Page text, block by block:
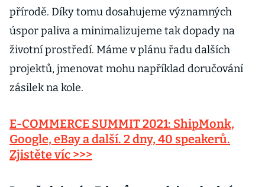
přírodě. Díky tomu dosahujeme významných
úspor paliva a minimalizujeme tak dopady na
životní prostředí. Máme v plánu řadu dalších
projektů, jmenovat mohu například doručování
zásilek na kole.
E-COMMERCE SUMMIT 2021: ShipMonk,
Google, eBay a další. 2 dny, 40 speakerů.
Zjistěte víc >>>